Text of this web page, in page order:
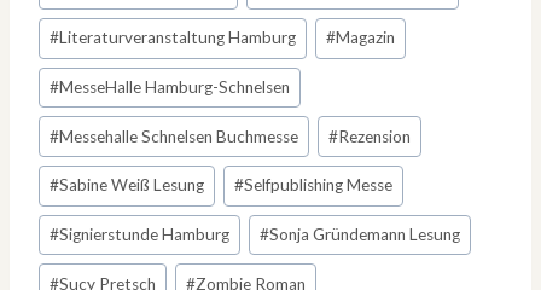
#Literaturveranstaltung Hamburg #Magazin
#MesseHalle Hamburg-Schnelsen
#Messehalle Schnelsen Buchmesse #Rezension
#Sabine Weiß Lesung #Selfpublishing Messe
#Signierstunde Hamburg #Sonja Gründemann Lesung
#Sucy Pretsch #Zombie Roman